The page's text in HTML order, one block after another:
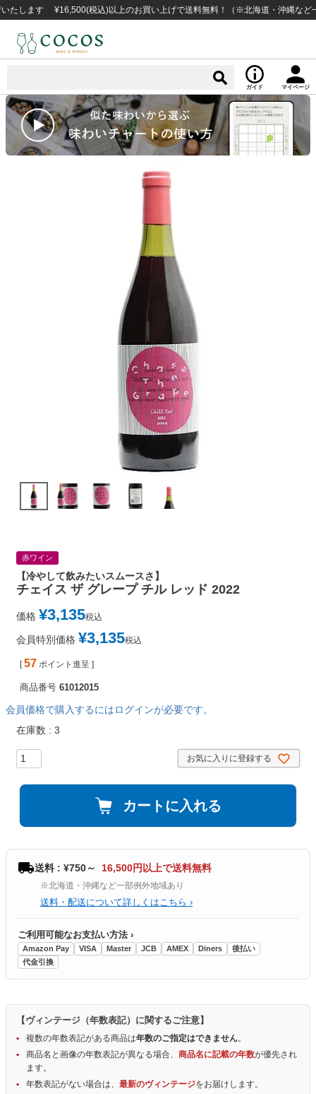
す ¥16,500(税込)以上のお買い上げで送料無料！（※北海道・沖縄など一部例
ガイド マイページ
赤ワイン
【冷やして飲みたいスムースさ】
チェイス ザ グレープ チル レッド 2022
価格 ¥3,135税込
会員特別価格 ¥3,135税込
[ 57 ポイント進呈 ]
商品番号 61012015
会員価格で購入するにはログインが必要です。
在庫数
3
お気に入りに登録する
カートに入れる
送料 : ¥750～ 16,500円以上で送料無料
※北海道・沖縄など一部例外地域あり
送料・配送について詳しくはこちら ›
ご利用可能なお支払い方法 ›
Amazon Pay VISA Master JCB AMEX Diners
後払い
代金引換
【ヴィンテージ（年数表記）に関するご注意】
複数の年数表記がある商品は年数のご指定はできません。
商品名と画像の年数表記が異なる場合、 商品名に記載の年数が優先され
ます。
年数表記がない場合は、 最新のヴィンテージをお届けします。